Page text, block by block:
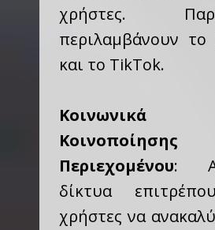
χρήστες.
περιλαμβάνουν
και το TikTok.
Κοινωνικά
Κοινοποίησης
Περιεχομένου:
δίκτυα
χρήστες να